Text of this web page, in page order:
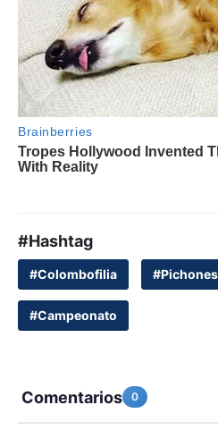
#Hashtag
#Colombofilia #Pichones
#Campeonato
Comentarios 0